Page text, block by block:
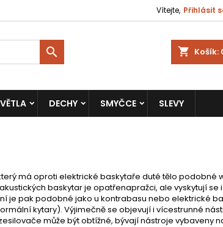
Vítejte, Přihlásit
shopping_cart Košík:

DECHY SMYČCE SLEVY
má oproti elektrické baskytaře duté tělo podobné
baskytar je opatřenapražci, ale vyskytují se
je pak podobné jako u kontrabasu nebo elektrické
kytary). Výjimečně se objevují i vícestrunné
může být obtížné, bývají nástroje vybaveny